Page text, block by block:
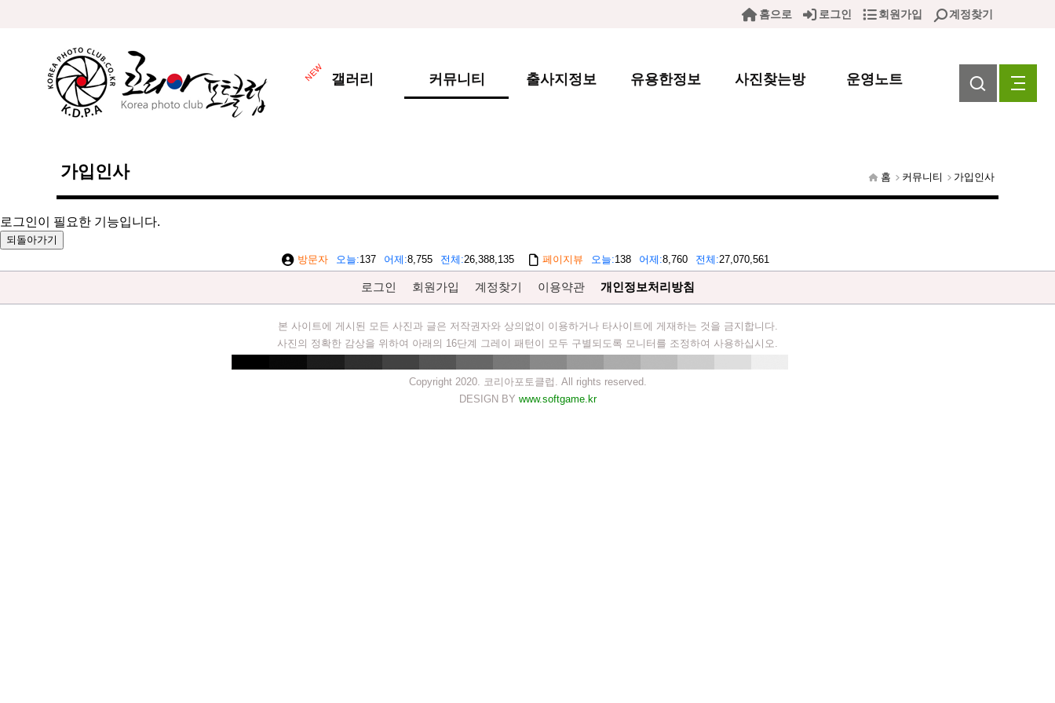
로그인 회원가입 계정찾기
홈으로
갤러리 커뮤니티 출사지정보 유용한정보 사진찾는방 운영노트
가입인사 홈 커뮤니티 가입인사
로그인이 필요한 기능입니다.
방문자 오늘 137 어제 8,755 전체 26,388,135 페이지뷰 오늘 138 어제 8,760 전체 27,070,561
로그인 회원가입 계정찾기 이용약관 개인정보처리방침
본 사이트에 게시된 모든 사진과 글은 저작권자와 상의없이 이용하거나 타사이트에 게재하는 것을 금지합니다.
사진의 정확한 감상을 위하여 아래의 16단계 그레이 패턴이 모두 구별되도록 모니터를 조정하여 사용하십시오.
Copyright 2020. 코리아포토클럽. All rights reserved.
DESIGN BY www.softgame.kr